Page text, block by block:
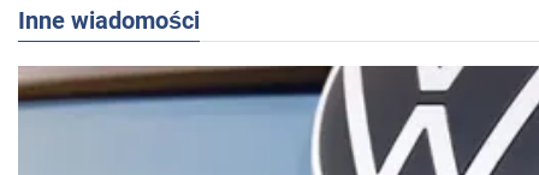
Inne wiadomości